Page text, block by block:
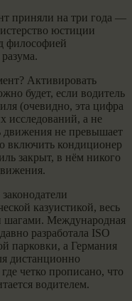
приняли на три года —
юстиции
философией
Активировать
будет, если водитель
(очевидно, эта цифра
исследований, а не
движения не превышает
включить кондиционер
закрыт, в нём никого
казуистикой, весь
шагами. Международная
разработала ISO
парковки, а Германия
дистанционно
четко прописано, что
водителем.